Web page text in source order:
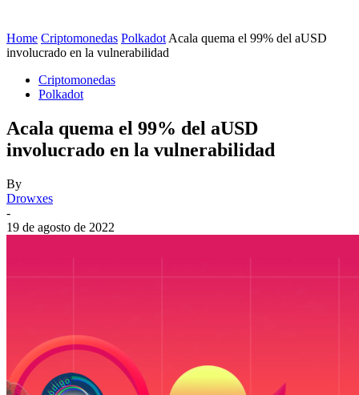
Home Criptomonedas Polkadot Acala quema el 99% del aUSD
involucrado en la vulnerabilidad
Criptomonedas
Polkadot
Acala quema el 99% del aUSD
involucrado en la vulnerabilidad
By
Drowxes
-
19 de agosto de 2022